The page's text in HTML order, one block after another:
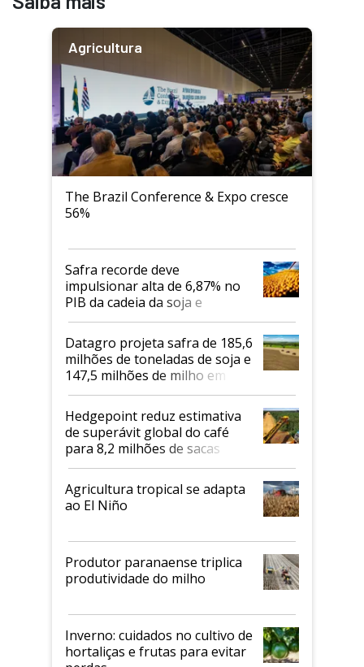
Agricultura
The Brazil Conference & Expo cresce
56%
Safra recorde deve
impulsionar alta de 6,87% no
PIB da cadeia da soja e
biodiesel em 2026
Datagro projeta safra de 185,6
milhões de toneladas de soja e
147,5 milhões de milho em
2026/27
Hedgepoint reduz estimativa
de superávit global do café
para 8,2 milhões de sacas
Agricultura tropical se adapta
ao El Niño
Produtor paranaense triplica
produtividade do milho
Inverno: cuidados no cultivo de
hortaliças e frutas para evitar